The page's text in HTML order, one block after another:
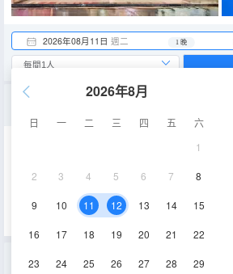
2026年08月11日 週二 1 晚
2026年8月
日 一 二 三 四 五
六
1
2 3 4 5 6 7 8
9 10 11 12 13 14 15
16 17 18 19 20 21 22
23 24 25 26 27 28 29
32-34㎡
標準大床房